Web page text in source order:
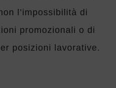
l’impossibilità di
promozionali o di
posizioni lavorative.